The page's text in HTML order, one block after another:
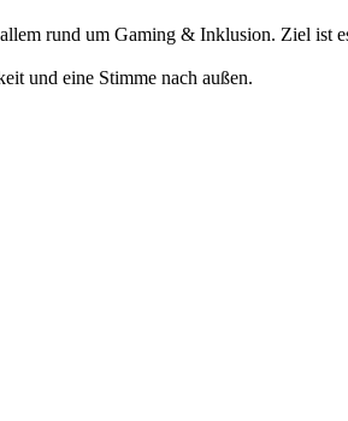
rund um Gaming & Inklusion. Ziel ist
und eine Stimme nach außen.